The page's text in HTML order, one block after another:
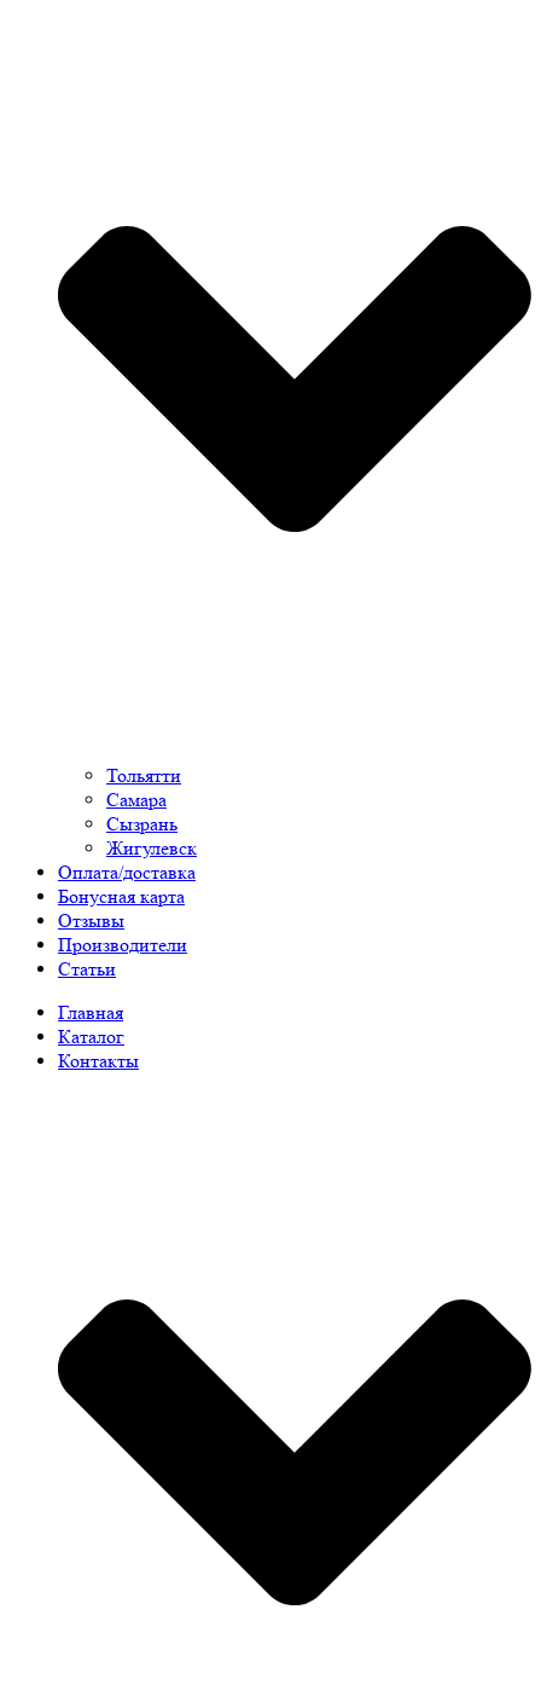
Тольятти
Самара
Сызрань
Жигулевск
Оплата/доставка
Бонусная карта
Отзывы
Производители
Статьи
Главная
Каталог
Контакты